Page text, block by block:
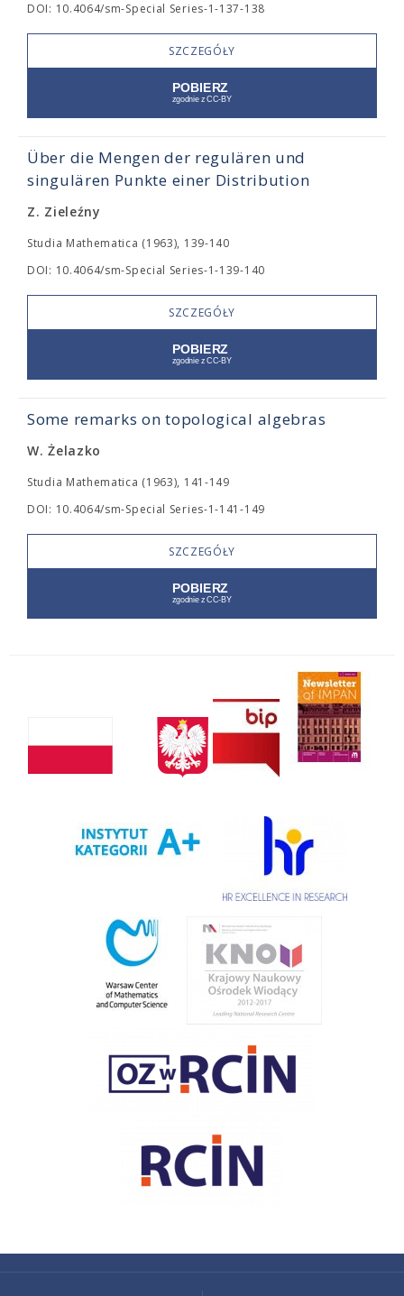
DOI: 10.4064/sm-Special Series-1-137-138
SZCZEGÓŁY
Über die Mengen der regulären und
singulären Punkte einer Distribution
Z. Zieleźny
Studia Mathematica (1963), 139-140
DOI: 10.4064/sm-Special Series-1-139-140
SZCZEGÓŁY
Some remarks on topological algebras
W. Żelazko
Studia Mathematica (1963), 141-149
DOI: 10.4064/sm-Special Series-1-141-149
SZCZEGÓŁY